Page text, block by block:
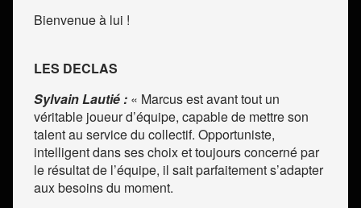
Bienvenue à lui !
LES DECLAS
Sylvain Lautié : « Marcus est avant tout un
véritable joueur d’équipe, capable de mettre son
talent au service du collectif. Opportuniste,
intelligent dans ses choix et toujours concerné par
le résultat de l’équipe, il sait parfaitement s’adapter
aux besoins du moment.